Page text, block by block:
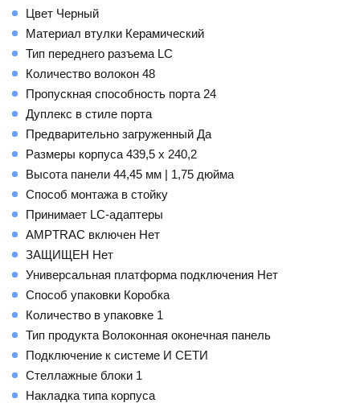
Цвет Черный
Материал втулки Керамический
Тип переднего разъема LC
Количество волокон 48
Пропускная способность порта 24
Дуплекс в стиле порта
Предварительно загруженный Да
Размеры корпуса 439,5 x 240,2
Высота панели 44,45 мм | 1,75 дюйма
Способ монтажа в стойку
Принимает LC-адаптеры
AMPTRAC включен Нет
ЗАЩИЩЕН Нет
Универсальная платформа подключения Нет
Способ упаковки Коробка
Количество в упаковке 1
Тип продукта Волоконная оконечная панель
Подключение к системе И СЕТИ
Стеллажные блоки 1
Накладка типа корпуса